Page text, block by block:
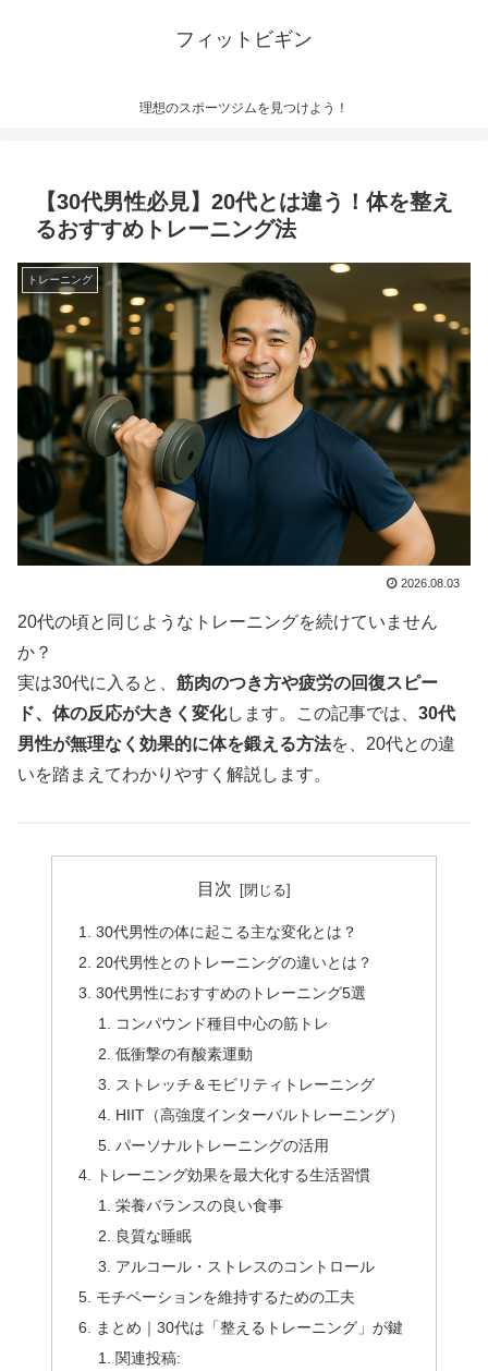
フィットビギン
理想のスポーツジムを見つけよう！
【30代男性必見】20代とは違う！体を整え
るおすすめトレーニング法
トレーニング
2026.08.03
20代の頃と同じようなトレーニングを続けていません
か？
実は30代に入ると、 筋肉のつき方や疲労の回復スピー
ド、体の反応が大きく変化します。この記事では、 30代
男性が無理なく効果的に体を鍛える方法を、20代との違
いを踏まえてわかりやすく解説します。
目次
30代男性の体に起こる主な変化とは？
20代男性とのトレーニングの違いとは？
30代男性におすすめのトレーニング5選
コンパウンド種目中心の筋トレ
低衝撃の有酸素運動
ストレッチ＆モビリティトレーニング
HIIT（高強度インターバルトレーニング）
パーソナルトレーニングの活用
トレーニング効果を最大化する生活習慣
栄養バランスの良い食事
良質な睡眠
アルコール・ストレスのコントロール
モチベーションを維持するための工夫
まとめ｜30代は「整えるトレーニング」が鍵
関連投稿: